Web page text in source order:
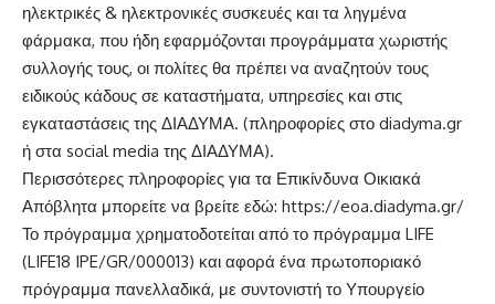
ηλεκτρικές & ηλεκτρονικές συσκευές και τα ληγμένα
φάρμακα, που ήδη εφαρμόζονται προγράμματα χωριστής
συλλογής τους, οι πολίτες θα πρέπει να αναζητούν τους
ειδικούς κάδους σε καταστήματα, υπηρεσίες και στις
εγκαταστάσεις της ΔΙΑΔΥΜΑ. (πληροφορίες στο diadyma.gr
ή στα social media της ΔΙΑΔΥΜΑ).
Περισσότερες πληροφορίες για τα Επικίνδυνα Οικιακά
Απόβλητα μπορείτε να βρείτε εδώ: https://eoa.diadyma.gr/
Το πρόγραμμα χρηματοδοτείται από το πρόγραμμα LIFE
(LIFE18 IPE/GR/000013) και αφορά ένα πρωτοποριακό
πρόγραμμα πανελλαδικά, με συντονιστή το Υπουργείο